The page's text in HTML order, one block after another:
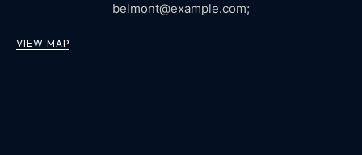
belmont@example.com;
VIEW MAP